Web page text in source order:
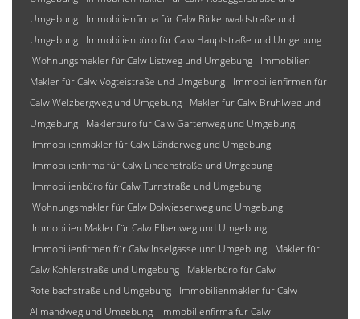
Umgebung
Immobilienfirma für Calw Birkenwaldstraße und
Umgebung
Immobilienbüro für Calw Hauptstraße und Umgebung
Wohnungsmakler für Calw Listweg und Umgebung
Immobilien
Makler für Calw Vogteistraße und Umgebung
Immobilienfirmen für
Calw Welzbergweg und Umgebung
Makler für Calw Brühlweg und
Umgebung
Maklerbüro für Calw Gartenweg und Umgebung
Immobilienmakler für Calw Länderweg und Umgebung
Immobilienfirma für Calw Lindenstraße und Umgebung
Immobilienbüro für Calw Turnstraße und Umgebung
Wohnungsmakler für Calw Dolwiesenweg und Umgebung
Immobilien Makler für Calw Elbenweg und Umgebung
Immobilienfirmen für Calw Inselgasse und Umgebung
Makler für
Calw Kohlerstraße und Umgebung
Maklerbüro für Calw
Rötelbachstraße und Umgebung
Immobilienmakler für Calw
Allmandweg und Umgebung
Immobilienfirma für Calw